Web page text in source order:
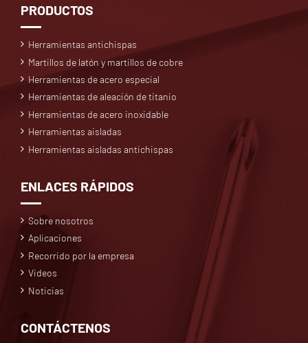
PRODUCTOS
Herramientas antichispas
Martillos de latón y martillos de cobre
Herramientas de acero especial
Herramientas de aleación de titanio
Herramientas de acero inoxidable
Herramientas aisladas
Herramientas aisladas antichispas
ENLACES RÁPIDOS
Sobre nosotros
Aplicaciones
Recorrido por la empresa
Videos
Noticias
CONTÁCTENOS